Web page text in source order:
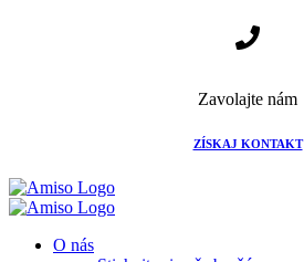
Zavolajte nám
ZÍSKAJ KONTAKT
O nás